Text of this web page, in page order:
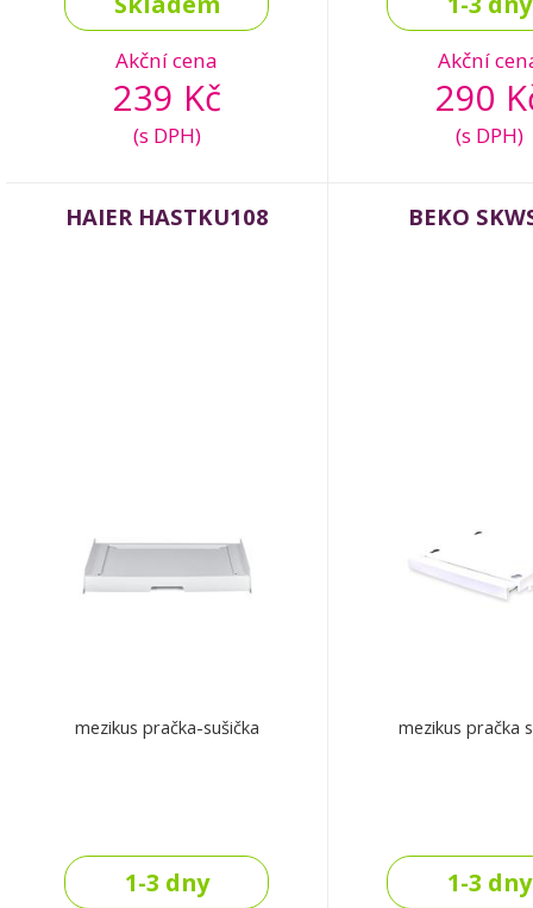
Akční cena
239 Kč
(s DPH)
Akční
290
(s DPH)
HAIER HASTKU108
mezikus pračka-sušička
1-3 dny
BEKO
mezikus pračka
1-3 dny